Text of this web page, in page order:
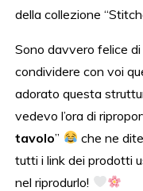
della collezione
Sono davvero felice
condividere con voi
adorato questa
vedevo l’ora di
tavolo”
che ne
tutti i link dei prodotti
nel riprodurlo!